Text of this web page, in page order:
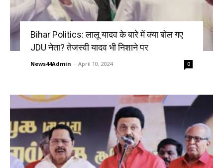
Bihar Politics: लालू यादव के बारे में क्या बोल गए
JDU नेता? तेजस्वी यादव भी निशाने पर
News44Admin - April 10, 2024 0